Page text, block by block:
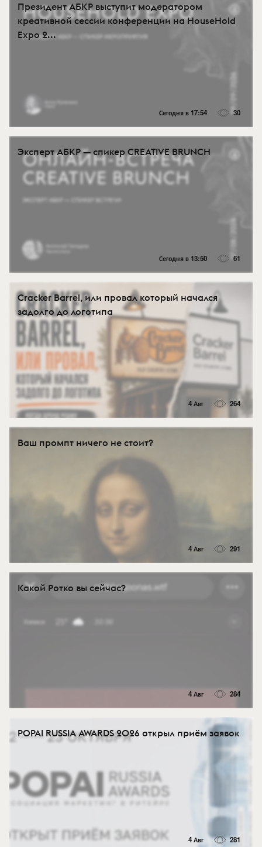
Президент АБКР выступит модератором
креативной сессии конференции на HouseHold
Expo 2...
Сегодня в 17:54 30
Эксперт АБКР — спикер CREATIVE BRUNCH
Сегодня в 13:50 61
Cracker Barrel, или провал который начался
задолго до логотипа
4 Авг 264
Ваш промпт ничего не стоит?
4 Авг 291
Какой Ротко вы сейчас?
4 Авг 284
POPAI RUSSIA AWARDS 2026 открыл приём заявок
4 Авг 281